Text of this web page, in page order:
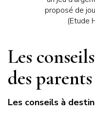
proposé de
(Etude
Les
des parents
Les conseils à